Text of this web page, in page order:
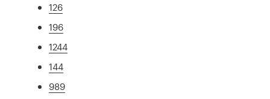
126
196
1244
144
989